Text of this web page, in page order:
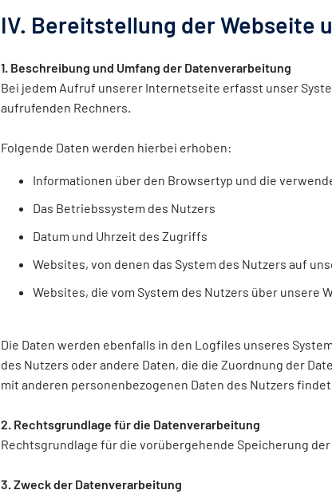
IV. Bereitstellung der Webseite
1. Beschreibung und Umfang der Datenverarbeitung
Bei jedem Aufruf unserer Internetseite erfasst unser
aufrufenden Rechners.
Folgende Daten werden hierbei erhoben:
Informationen über den Browsertyp und die
Das Betriebssystem des Nutzers
Datum und Uhrzeit des Zugriffs
Websites, von denen das System des Nutzers auf
Websites, die vom System des Nutzers über unsere
Die Daten werden ebenfalls in den Logfiles unseres
des Nutzers oder andere Daten, die die Zuordnung der
mit anderen personenbezogenen Daten des Nutzers
2. Rechtsgrundlage für die Datenverarbeitung
Rechtsgrundlage für die vorübergehende Speicherung der
3. Zweck der Datenverarbeitung